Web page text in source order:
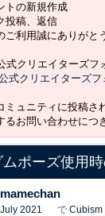
トの新規作成
投稿、返信
ご利用誠にありがと
式クリエイターズフ
ミュニティに投稿さ
るお問い合わせにつ
ムポーズ使用
mamechan
July 2021 で Cubism